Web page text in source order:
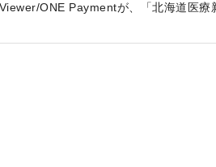
ONE Paymentが、「北海道医療